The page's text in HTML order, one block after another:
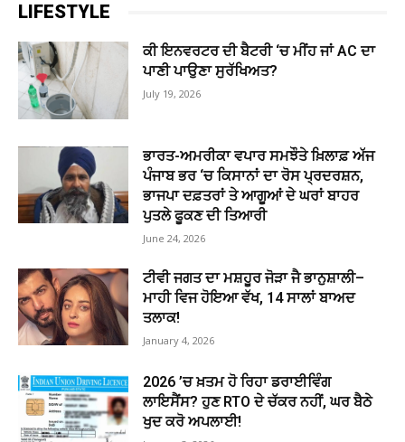
LIFESTYLE
ਕੀ ਇਨਵਰਟਰ ਦੀ ਬੈਟਰੀ ‘ਚ ਮੀਂਹ ਜਾਂ AC ਦਾ
ਪਾਣੀ ਪਾਉਣਾ ਸੁਰੱਖਿਅਤ?
July 19, 2026
ਭਾਰਤ-ਅਮਰੀਕਾ ਵਪਾਰ ਸਮਝੌਤੇ ਖ਼ਿਲਾਫ਼ ਅੱਜ
ਪੰਜਾਬ ਭਰ ‘ਚ ਕਿਸਾਨਾਂ ਦਾ ਰੋਸ ਪ੍ਰਦਰਸ਼ਨ,
ਭਾਜਪਾ ਦਫ਼ਤਰਾਂ ਤੇ ਆਗੂਆਂ ਦੇ ਘਰਾਂ ਬਾਹਰ
ਪੁਤਲੇ ਫੂਕਣ ਦੀ ਤਿਆਰੀ
June 24, 2026
ਟੀਵੀ ਜਗਤ ਦਾ ਮਸ਼ਹੂਰ ਜੋੜਾ ਜੈ ਭਾਨੁਸ਼ਾਲੀ–
ਮਾਹੀ ਵਿਜ ਹੋਇਆ ਵੱਖ, 14 ਸਾਲਾਂ ਬਾਅਦ
ਤਲਾਕ!
January 4, 2026
2026 ’ਚ ਖ਼ਤਮ ਹੋ ਰਿਹਾ ਡਰਾਈਵਿੰਗ
ਲਾਇਸੈਂਸ? ਹੁਣ RTO ਦੇ ਚੱਕਰ ਨਹੀਂ, ਘਰ ਬੈਠੇ
ਖੁਦ ਕਰੋ ਅਪਲਾਈ!